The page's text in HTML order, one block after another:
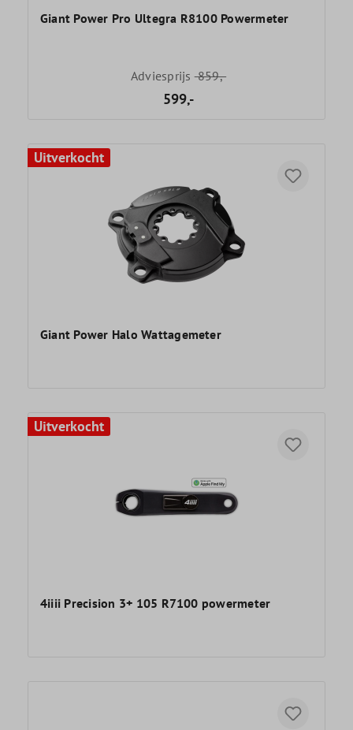
Giant Power Pro Ultegra R8100 Powermeter
Adviesprijs859,-
599,-
Uitverkocht
Giant Power Halo Wattagemeter
Uitverkocht
4iiii Precision 3+ 105 R7100 powermeter